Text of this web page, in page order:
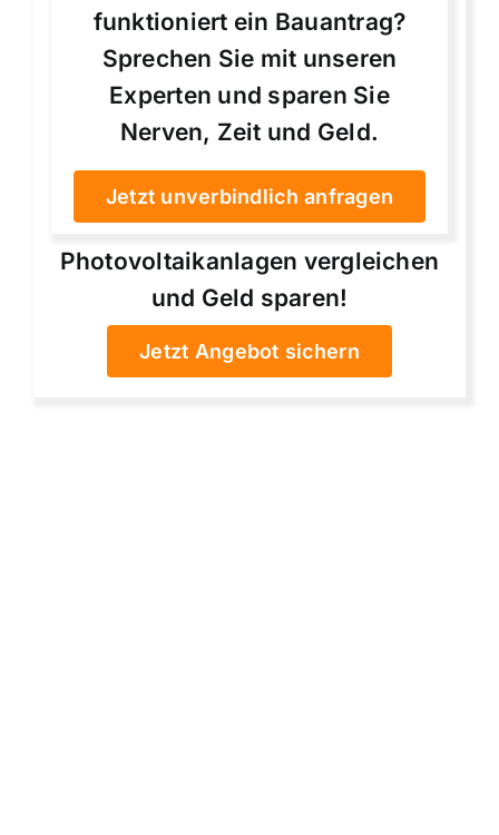
funktioniert ein Bauantrag?
Sprechen Sie mit unseren
Experten und sparen Sie
Nerven, Zeit und Geld.
Jetzt unverbindlich anfragen
Photovoltaikanlagen vergleichen
und Geld sparen!
Jetzt Angebot sichern